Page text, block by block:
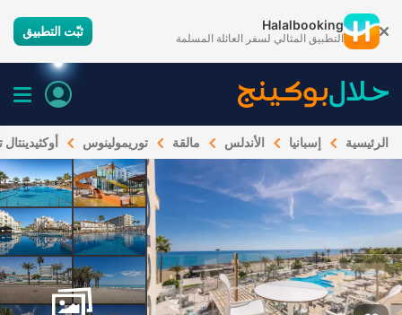
Halalbooking
التطبيق المثالي لسفر العائلة المسلمة ثبّت التطبيق
الرئيسية إسبانيا الأندلس مالقة توريمولينوس